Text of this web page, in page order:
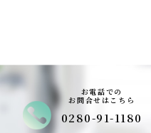
お電話での
お問合せはこちら
0280-91-1180